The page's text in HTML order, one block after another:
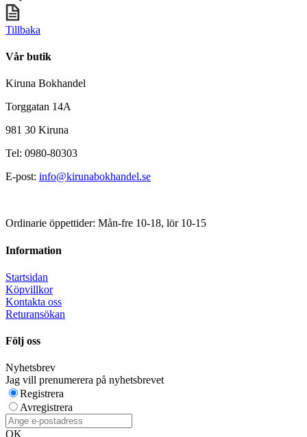
Tillbaka
Vår butik
Kiruna Bokhandel
Torggatan 14A
981 30 Kiruna
Tel: 0980-80303
E-post: info@kirunabokhandel.se
Ordinarie öppettider: Mån-fre 10-18, lör 10-15
Information
Startsidan
Köpvillkor
Kontakta oss
Returansökan
Följ oss
Nyhetsbrev
Jag vill prenumerera på nyhetsbrevet
Registrera
Avregistrera
OK